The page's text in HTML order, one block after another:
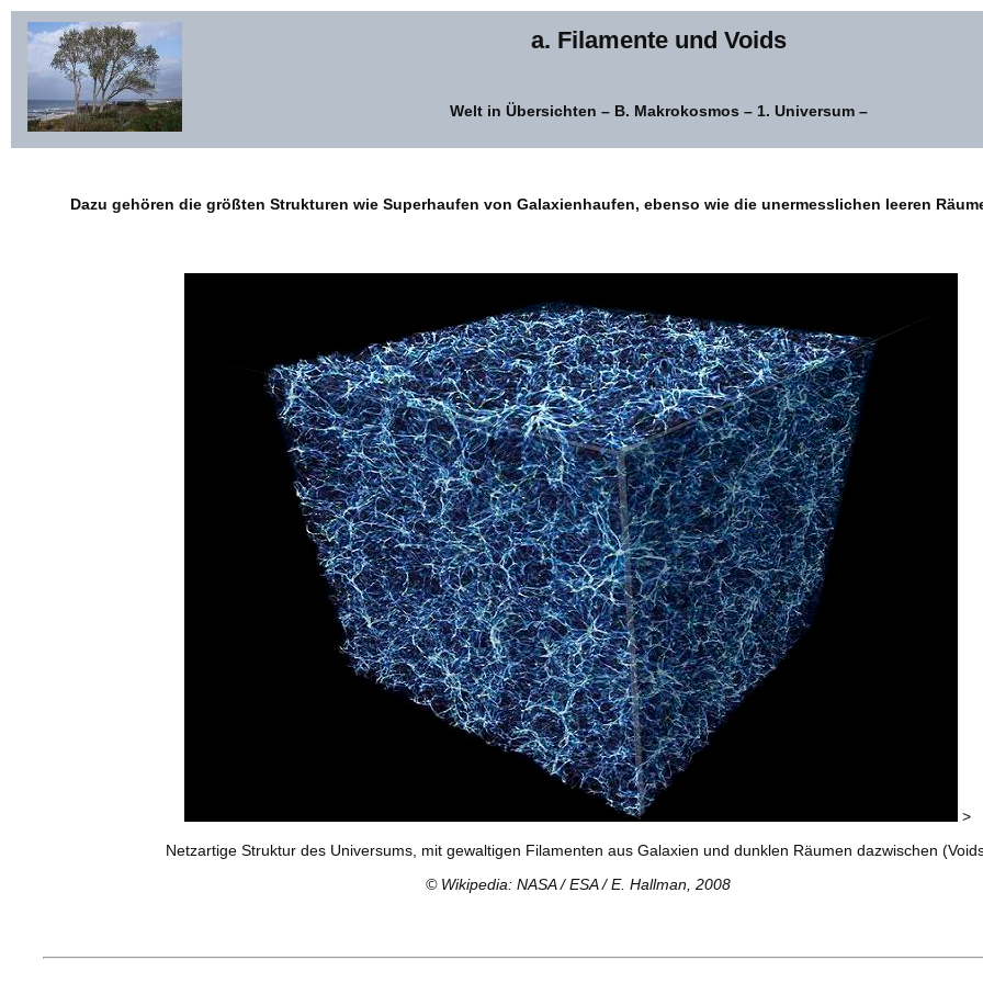
a. Filamente und Voids
Welt in Übersichten – B. Makrokosmos – 1. Universum –
Dazu gehören die größten Strukturen wie Superhaufen von Galaxienhaufen, ebenso wie die unermesslichen leeren
>
Netzartige Struktur des Universums, mit gewaltigen Filamenten aus Galaxien und dunklen Räumen dazwischen
© Wikipedia: NASA / ESA / E. Hallman, 2008